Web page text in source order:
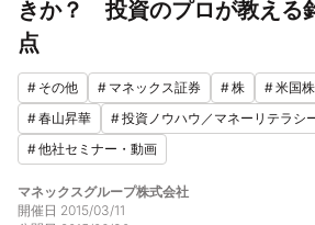
きか？ 投資のプロが教える
点
# その他 # マネックス証券 #株 #米国株
#春山昇華 #投資ノウハウ／マネーリテラシ
#他社セミナー・動画
マネックスグループ株式会社
開催日 2015/03/11